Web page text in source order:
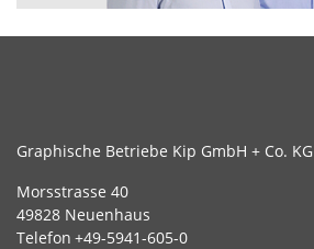
Graphische Betriebe Kip GmbH + Co. KG
Morsstrasse 40
49828 Neuenhaus
Telefon +49-5941-605-0